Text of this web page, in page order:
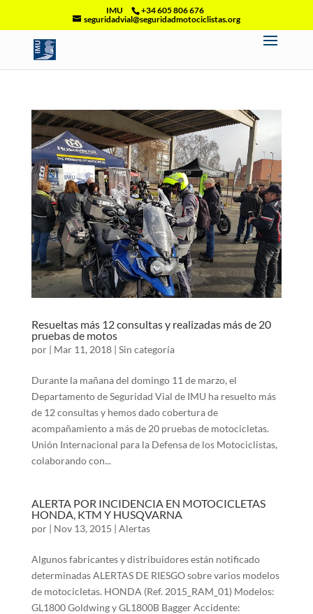
IMU
+34 605 806 676
seguridadvial@seguridadmotociclistas.org
Resueltas más 12 consultas y realizadas más de 20
pruebas de motos
por | Mar 11, 2018| Sin categoría
Durante la mañana del domingo 11 de marzo, el
Departamento de Seguridad Vial de IMU ha resuelto más
de 12 consultas y hemos dado cobertura de
acompañamiento a más de 20 pruebas de motocicletas.
Unión Internacional para la Defensa de los Motociclistas,
colaborando con...
ALERTA POR INCIDENCIA EN MOTOCICLETAS
HONDA, KTM Y HUSQVARNA
por | Nov 13, 2015 | Alertas
Algunos fabricantes y distribuidores están notificado
determinadas ALERTAS DE RIESGO sobre varios modelos
de motocicletas. HONDA (Ref. 2015_RAM_01) Modelos:
GL1800 Goldwing y GL1800B Bagger Accidente: